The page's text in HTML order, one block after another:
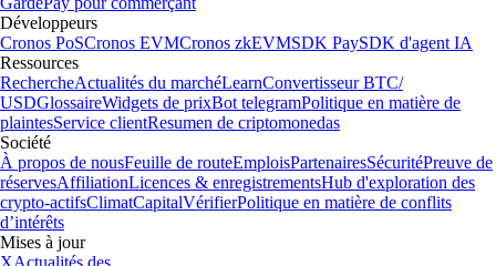
Développeurs
Cronos PoSCronos EVMCronos zkEVMSDK PaySDK d'agent IA
Ressources
RechercheActualités du marchéLearnConvertisseur BTC/
USDGlossaireWidgets de prixBot telegramPolitique en matière de
plaintesService clientResumen de criptomonedas
Société
À propos de nousFeuille de routeEmploisPartenairesSécuritéPreuve de
réservesAffiliationLicences & enregistrementsHub d'exploration des
crypto-actifsClimatCapitalVérifierPolitique en matière de conflits
d’intérêts
Mises à jour
XActualités des